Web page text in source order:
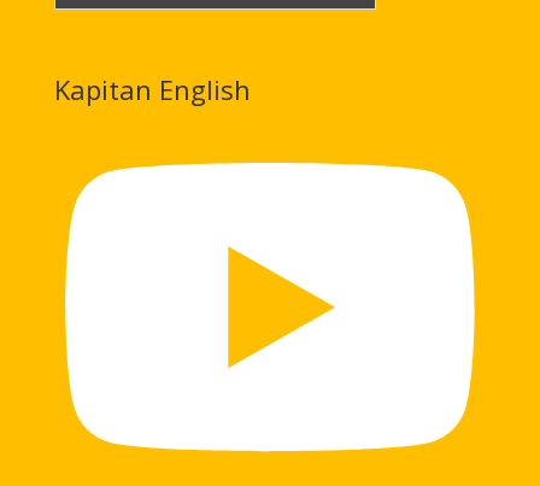
Kapitan English